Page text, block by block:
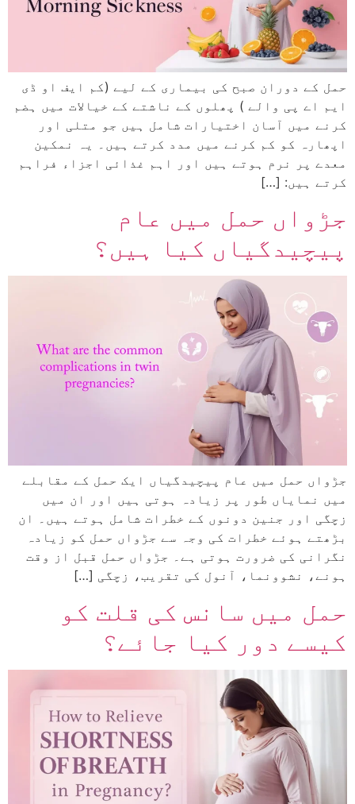
حمل کے دوران صبح کی بیماری کے لیے (کم ایف او ڈی
ایم اے پی والے ) پھلوں کے ناشتے کے خیالات میں ہضم
کرنے میں آسان اختیارات شامل ہیں جو متلی اور
اپھارہ کو کم کرنے میں مدد کرتے ہیں۔ یہ نمکین
معدے پر نرم ہوتے ہیں اور اہم غذائی اجزاء فراہم
کرتے ہیں: […]
جڑواں حمل میں عام
پیچیدگیاں کیا ہیں؟
جڑواں حمل میں عام پیچیدگیاں ایک حمل کے مقابلے
میں نمایاں طور پر زیادہ ہوتی ہیں اور ان میں
زچگی اور جنین دونوں کے خطرات شامل ہوتے ہیں۔ ان
بڑھتے ہوئے خطرات کی وجہ سے جڑواں حمل کو زیادہ
نگرانی کی ضرورت ہوتی ہے۔ جڑواں حمل قبل از وقت
ہونے، نشوونما، آنول کی تقریب، زچگی […]
حمل میں سانس کی قلت کو
کیسے دور کیا جائے؟